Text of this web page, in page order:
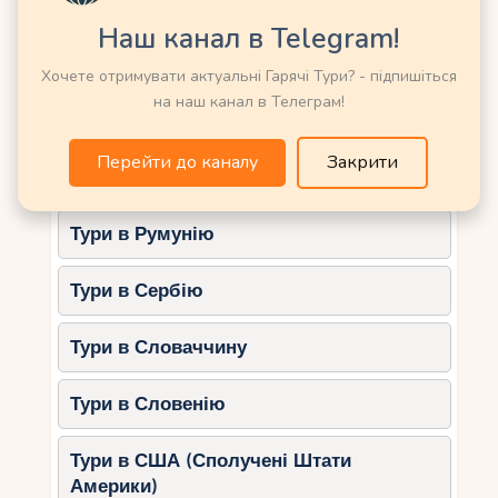
Рататуй.
Кріпи. Різноманітні варіанти
солодких та солоних млинців.
можна знайти незвичайні уподобання,
такі як лаванда або троянда.
Корисні поради для
відпочинку з дітьми
Плануйте заздалегідь. Забронюйте
житло та екскурсії, особливо у
Вибирайте сімейні готелі
Використовуйте місцевий
Тури в Німеччину
Тури в ОАЕ (Емірати)
Тури в Румунію
Тури в Сербію
Тури в Словаччину
Тури в Словенію
Тури в США (Сполучені Штати
Америки)
Наш канал в Telegram!
Хочете отримувати актуальні Гарячі Тури? - підпишіться
на наш канал в Телеграм!
Перейти до каналу Закрити